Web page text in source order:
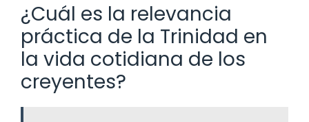
¿Cuál es la relevancia
práctica de la Trinidad en
la vida cotidiana de los
creyentes?